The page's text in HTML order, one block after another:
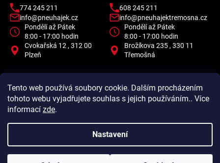
Tento web používá soubory cookie. Dalším procházením
tohoto webu vyjadřujete souhlas s jejich používáním.. Více
informací zde.
Nastavení
774 245 211
info@pneuhajek.cz
Pondělí až Pátek
8:00 - 17:00 hodin
Cvokařská 12 , 312 00
Plzeň
608 245 211
info@pneuhajektremosna.cz
Pondělí až Pátek
8:00 - 17:00 hodin
Brožíkova 235 , 330 11
Třemošná